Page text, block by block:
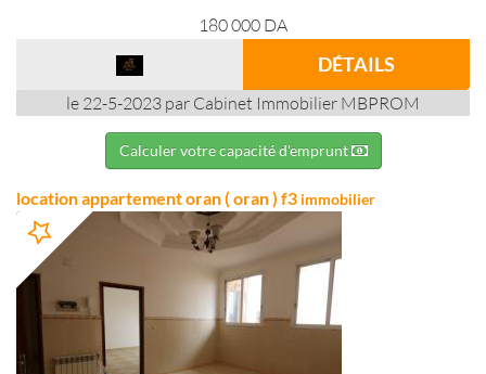
180 000 DA
DÉTAILS
le 22-5-2023 par Cabinet Immobilier MBPROM
Calculer votre capacité d'emprunt
location appartement oran ( oran ) f3 immobilier